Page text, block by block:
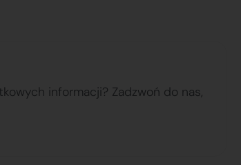
informacji? Zadzwoń do nas,